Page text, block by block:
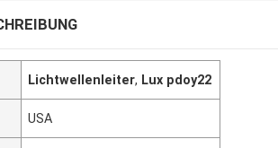
Lichtwellenleiter, Lux pdoy22
USA